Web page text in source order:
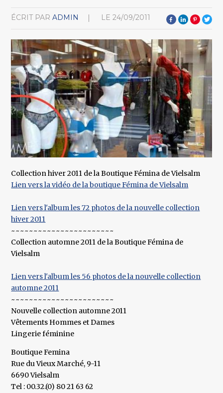
ÉCRIT PAR ADMIN LE 24/09/2011
Collection hiver 2011 de la Boutique Fémina de Vielsalm
Lien vers la vidéo de la boutique Fémina de Vielsalm
Lien vers l'album les 72 photos de la nouvelle collection
hiver 2011
~~~~~~~~~~~~~~~~~~~~~~~
Collection automne 2011 de la Boutique Fémina de
Vielsalm
Lien vers l'album les 56 photos de la nouvelle collection
automne 2011
~~~~~~~~~~~~~~~~~~~~~~~
Nouvelle collection automne 2011
Vêtements Hommes et Dames
Lingerie féminine
Boutique Femina
Rue du Vieux Marché, 9-11
6690 Vielsalm
Tel : 00.32.(0) 80 21 63 62